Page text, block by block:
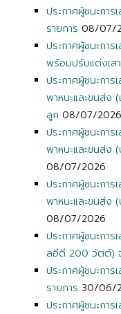
ประกาศผู้ชนะกา
รายการ 08/07/
ประกาศผู้ชนะการ
พร้อมปรับแต่งเส
ประกาศผู้ชนะกา
พาหนะและขนส่ง
ลูก 08/07/2026
ประกาศผู้ชนะกา
พาหนะและขนส่ง
08/07/2026
ประกาศผู้ชนะกา
พาหนะและขนส่ง (
08/07/2026
ประกาศผู้ชนะกา
ลอีดี 200 วัตต์)
ประกาศผู้ชนะกา
รายการ 30/06/
ประกาศผู้ชนะการ